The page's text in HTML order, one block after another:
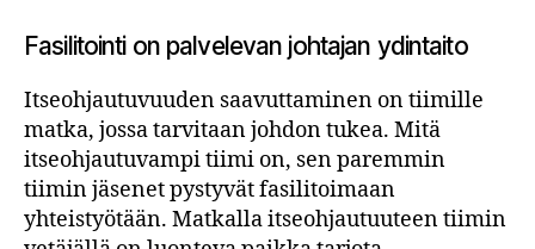
Fasilitointi on palvelevan johtajan ydintaito
Itseohjautuvuuden saavuttaminen on tiimille
matka, jossa tarvitaan johdon tukea. Mitä
itseohjautuvampi tiimi on, sen paremmin
tiimin jäsenet pystyvät fasilitoimaan
yhteistyötään. Matkalla itseohjautuuteen tiimin